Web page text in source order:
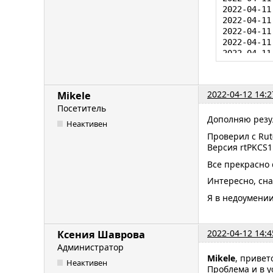
2022-04-11
2022-04-11
2022-04-
2022-04-
2022-04-
2022-04-
2022-04-11
2022-04-
2022-04-11
2022-04-
2022-04-
2022-04-
2022-04-
2022-04-
2022-04-
Mikele 2022-04-12
Посетитель
Неактивен
Дополняю
Проверил с
Версия
Все прекрасно
Интересно,
Я в
Ксения Шаврова
2022-04-12
Администратор
Неактивен Mikele,
Проблема и в